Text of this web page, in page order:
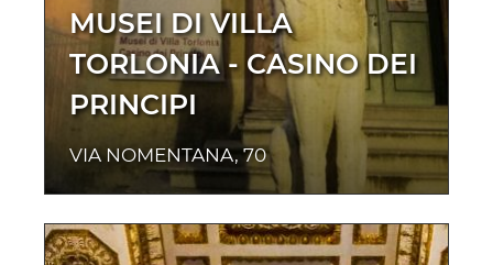
MUSEI DI VILLA
TORLONIA - CASINO DEI
PRINCIPI
VIA NOMENTANA, 70